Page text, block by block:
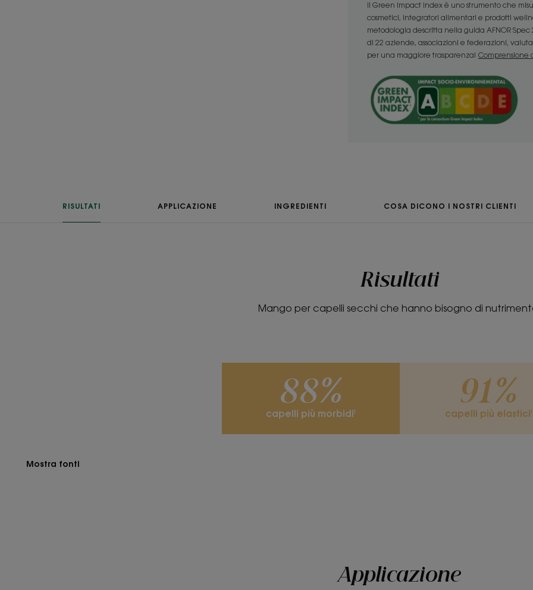
• PROTEGGE: il Burro di Mango, un
acidi grassi, protegge anche i capelli
Consistenza
Liquido
Goloso
Il Green Impact Index è uno strumento che
cosmetici, integratori alimentari e prodotti
metodologia descritta nella guida AFNOR
di 22 aziende, associazioni e federazioni,
per una maggiore trasparenza! Comprensione
RISULTATI APPLICAZIONE INGREDIENTI COSA DICONO I NOSTRI CLIENTI
Risultati
Mango per capelli secchi che hanno bisogno di
88%
capelli più morbidi¹
91%
capelli più elastici¹
Mostra fonti
Applicazione